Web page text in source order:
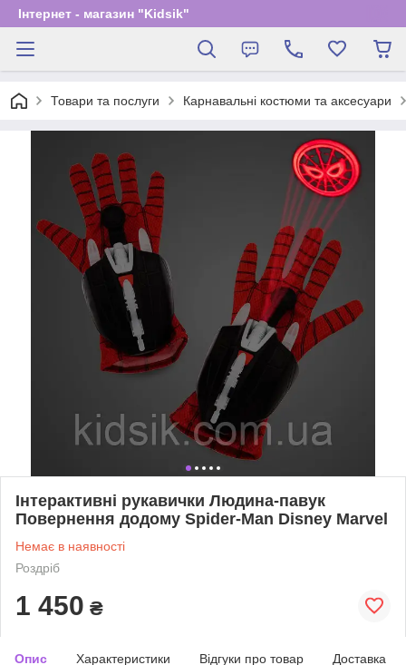
Інтернет - магазин "Kidsik"
Товари та послуги Карнавальні костюми та аксесуари
Інтерактивні рукавички Людина-павук
Повернення додому Spider-Man Disney Marvel
Немає в наявності
Роздріб
1 450 ₴
Опис Характеристики Відгуки про товар Доставка